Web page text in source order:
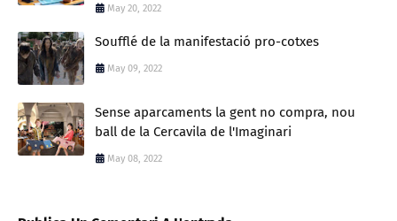
May 20, 2022
Soufflé de la manifestació pro-cotxes
May 09, 2022
Sense aparcaments la gent no compra, nou
ball de la Cercavila de l'Imaginari
May 08, 2022